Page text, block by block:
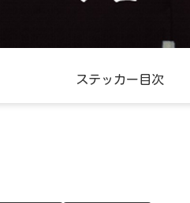
ステッカー目次